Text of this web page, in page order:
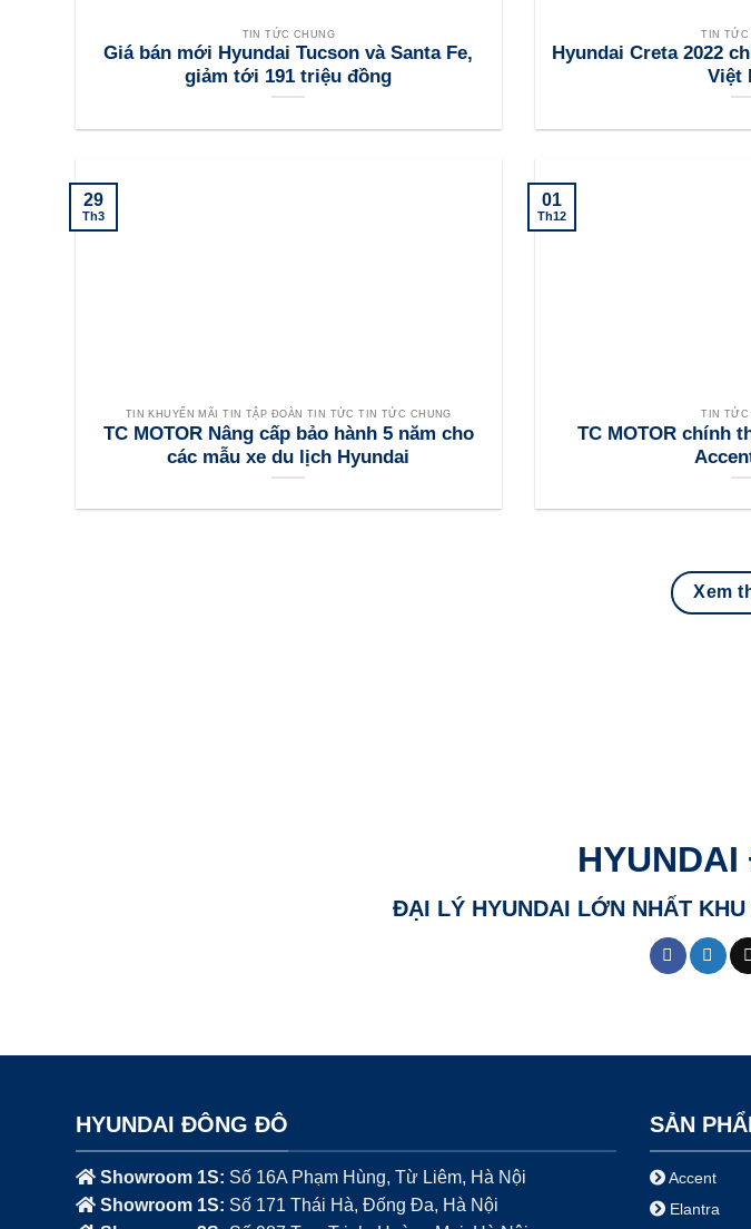
TIN TỨC CHUNG
Giá bán mới Hyundai Tucson và Santa Fe,
giảm tới 191 triệu đồng
TIN TỨC
Hyundai Creta 2022
Việt
TIN KHUYẾN MÃI TIN TẬP ĐOÀN TIN TỨC TIN TỨC CHUNG
TC MOTOR Nâng cấp bảo hành 5 năm cho
các mẫu xe du lịch Hyundai
29
Th3
TIN TỨC
TC MOTOR chính
01
Th12
Xem
ĐẠI LÝ HYUNDAI LỚN NHẤT
HYUNDAI ĐÔNG ĐÔ
Showroom 1S: Số 16A Phạm Hùng, Từ Liêm, Hà Nội
Showroom 1S: Số 171 Thái Hà, Đống Đa, Hà Nội
SẢN
Accent
Elantra